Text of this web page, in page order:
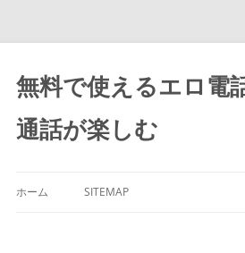
コ
テ
ン
ツ
ス
キ
無料で使えるエロ電
通話が楽しむ
ホーム SITEMAP